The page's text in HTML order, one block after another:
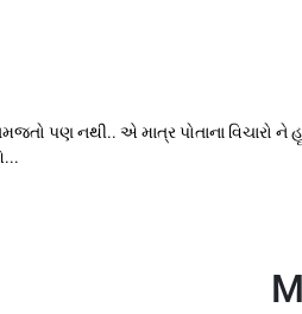
પણ નથી.. એ માત્ર પોતાના વિચારો